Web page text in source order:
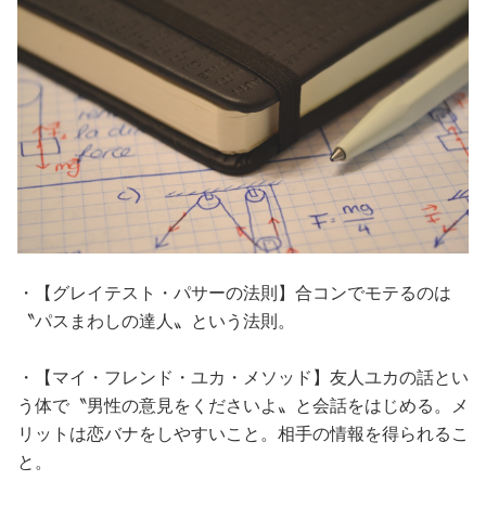
・【グレイテスト・パサーの法則】合コンでモテるのは
〝パスまわしの達人〟という法則。
・【マイ・フレンド・ユカ・メソッド】友人ユカの話とい
う体で〝男性の意見をくださいよ〟と会話をはじめる。メ
リットは恋バナをしやすいこと。相手の情報を得られるこ
と。